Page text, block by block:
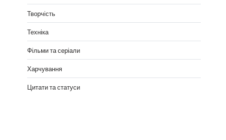
Творчість
Техніка
Фільми та серіали
Харчування
Цитати та статуси